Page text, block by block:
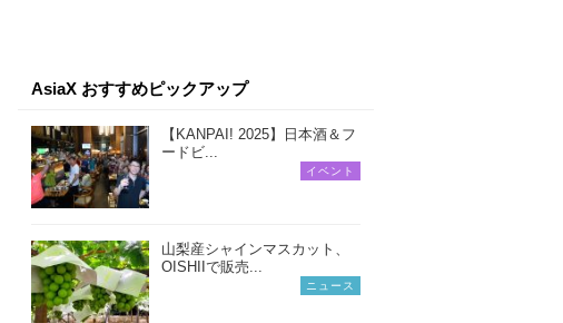
AsiaX おすすめピックアップ
【KANPAI! 2025】日本酒＆フ
ードビ...
イベント
山梨産シャインマスカット、
OISHIIで販売...
ニュース